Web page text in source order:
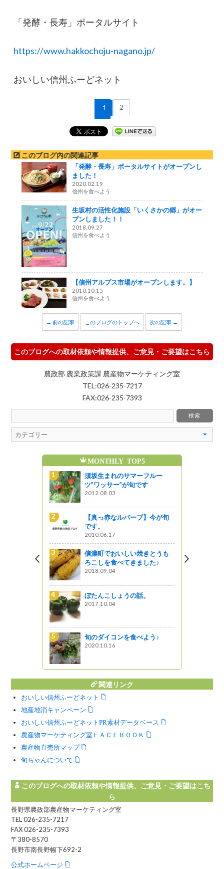
「発酵・長寿」ポータルサイト
https://www.hakkochoju-nagano.jp/
おいしい信州ふーどネット
1 2
このブログ内の関連記事
「発酵・長寿」ポータルサイトがオープンし
ました！
2020.02.19
信州を食べよう
生坂村の活性化施設「いくさかの郷」がオー
プンしました！！
2018.09.27
信州を食べよう
【信州アルプス市場がオープンします。】
2010.10.15
信州を食べよう
← 前の記事 このブログのトップへ 次の記事 →
このブログへの取材依頼や情報提供、ご意見・ご要望はこちら
農政部 農業政策課 農産物マーケティング室
TEL:026-235-7217
FAX:026-235-7393
MONTHLY TOP5
須坂生まれのサマーフルー
ツ”ワッサー”が旬です
2012.08.03
【真っ赤なルバーブ】今が旬
です。
2010.06.17
信濃町でおいしい焼きとうも
ろこしを食べてきました♪
2018.09.04
ぼたんこしょうの話。
2017.10.04
旬のダイコンを食べよう♪
2020.10.16
関連リンク
おいしい信州ふーどネット
地産地消キャンペーン
おいしい信州ふーどネットPR素材データベース
農産物マーケティング室ＦＡＣＥＢＯＯＫ
農産物直売所マップ
旬ちゃんについて
このブログへの取材依頼や情報提供、ご意見・ご要望はこち
ら
長野県農政部農産物マーケティング室
TEL 026-235-7217
FAX 026-235-7393
〒380-8570
長野市南長野幅下692-2
公式ホームページ